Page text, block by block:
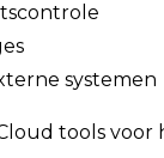
systemen
tools